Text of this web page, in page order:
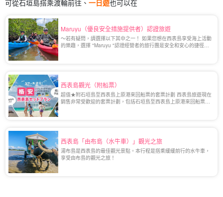
可從石垣島搭乘渡輪前往、 一日遊也可以在
Maruyu（優良安全措施提供者）認證旅遊
～若有疑問，請選擇以下其中之一！ 如果您想在西表島享受海上活動
的樂趣，選擇 "Maruyu "認證經營者的旅行團是安全和安心的捷徑。
西表島觀光（附船票）
超值★附石垣島至西表島上原港來回船票的套票計劃 西表島旅遊現在
銷售非常受歡迎的套票計劃，包括石垣島至西表島上原港來回船票和
西表島「由布島（水牛車）」觀光之旅
湯布島是西表島的最佳觀光景點。本行程是搭乘緩緩前行的水牛車，
享受由布島的觀光之旅！